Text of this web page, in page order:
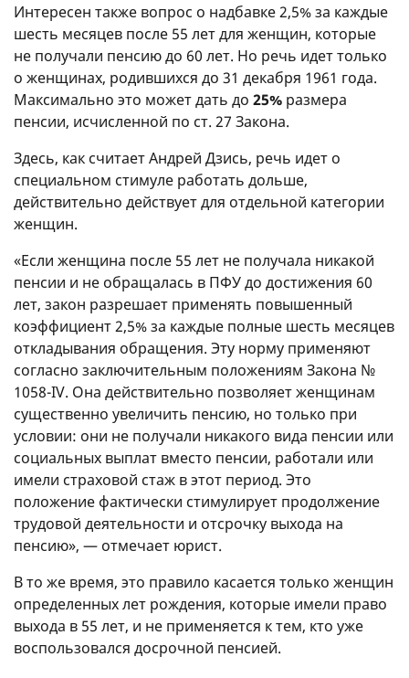
Интересен также вопрос о надбавке 2,5% за каждые
шесть месяцев после 55 лет для женщин, которые
не получали пенсию до 60 лет. Но речь идет только
о женщинах, родившихся до 31 декабря 1961 года.
Максимально это может дать до 25% размера
пенсии, исчисленной по ст. 27 Закона.
Здесь, как считает Андрей Дзись, речь идет о
специальном стимуле работать дольше,
действительно действует для отдельной категории
женщин.
«Если женщина после 55 лет не получала никакой
пенсии и не обращалась в ПФУ до достижения 60
лет, закон разрешает применять повышенный
коэффициент 2,5% за каждые полные шесть месяцев
откладывания обращения. Эту норму применяют
согласно заключительным положениям Закона №
1058-IV. Она действительно позволяет женщинам
существенно увеличить пенсию, но только при
условии: они не получали никакого вида пенсии или
социальных выплат вместо пенсии, работали или
имели страховой стаж в этот период. Это
положение фактически стимулирует продолжение
трудовой деятельности и отсрочку выхода на
пенсию», — отмечает юрист.
В то же время, это правило касается только женщин
определенных лет рождения, которые имели право
выхода в 55 лет, и не применяется к тем, кто уже
воспользовался досрочной пенсией.